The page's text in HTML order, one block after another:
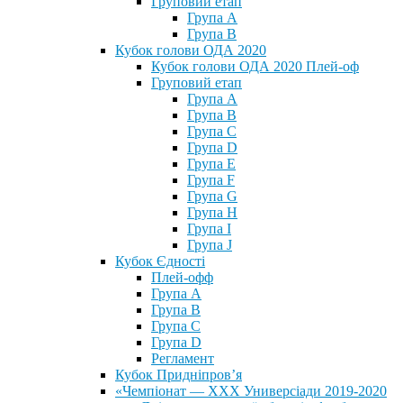
Група А
Група В
Кубок голови ОДА 2020
Кубок голови ОДА 2020 Плей-оф
Груповий етап
Група A
Група B
Група C
Група D
Група E
Група F
Група G
Група H
Група I
Група J
Кубок Єдності
Плей-офф
Група А
Група В
Група С
Група D
Регламент
Кубок Придніпров’я
«Чемпіонат — ХХХ Универсіади 2019-2020